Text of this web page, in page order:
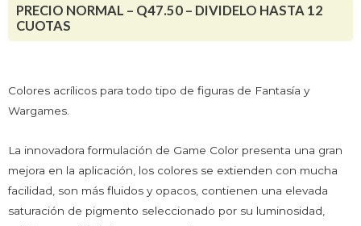
PRECIO NORMAL – Q47.50 – DIVIDELO HASTA 12
CUOTAS
Colores acrílicos para todo tipo de figuras de Fantasía y
Wargames.
La innovadora formulación de Game Color presenta una gran
mejora en la aplicación, los colores se extienden con mucha
facilidad, son más fluidos y opacos, contienen una elevada
saturación de pigmento seleccionado por su luminosidad,